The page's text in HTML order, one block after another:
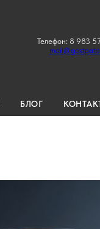
Телефон: 8 983
БЛОГ